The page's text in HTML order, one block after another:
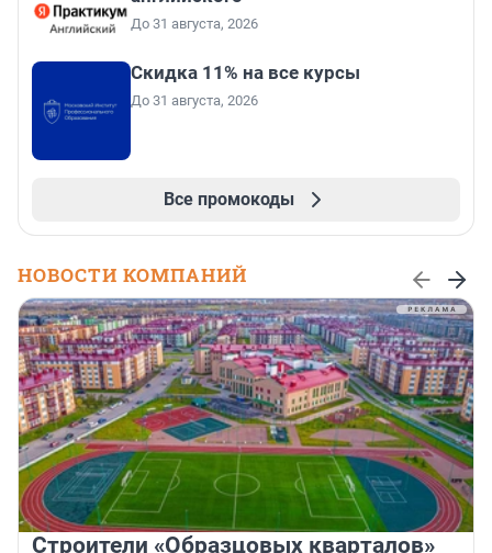
До 31 августа, 2026
Скидка 11% на все курсы
До 31 августа, 2026
Все промокоды
НОВОСТИ КОМПАНИЙ
Строители «Образцовых кварталов»